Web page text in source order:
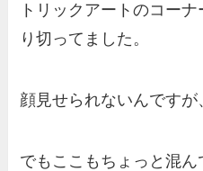
トリックアートのコー
り切ってました。
顔見せられないんです
でもここもちょっと混